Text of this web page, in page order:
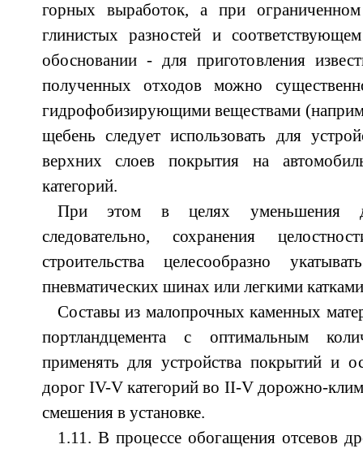
горных выработок, а при
глинистых разностей и
обосновании - для приготовления
полученных отходов можно
гидрофобизирующими веществами
щебень следует использовать для
верхних слоев покрытия на
категорий.
При этом в целях уменьшения
следовательно, сохранения
строительства целесообразно
пневматических шинах или легкими
Составы из малопрочных каменных
портландцемента с оптимальным
применять для устройства покрытий и
дорог IV-V категорий во II-V дорожно-
смешения в установке.
1.11. В процессе обогащения отсевов